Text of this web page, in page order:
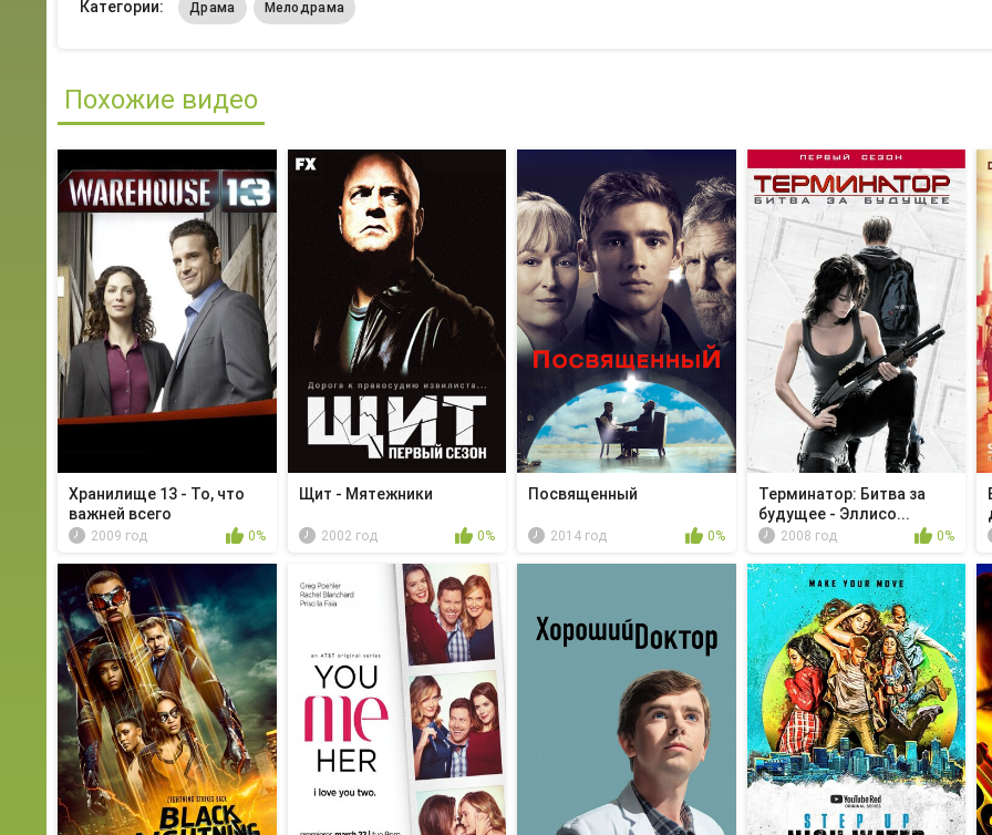
Категории: Драма Мелодрама
Похожие видео
Хранилище 13 - То, что
важней всего
2009 год 0%
Щит - Мятежники
2002 год 0%
Посвященный
2014 год 0%
Терминатор: Битва за
будущее - Эллисо...
2008 год 0%